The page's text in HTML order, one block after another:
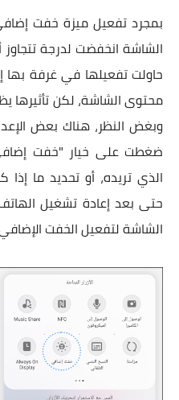
بمجرد تفعيل ميزة خفت
الشاشة انخفضت لدرجة
حاولت تفعيلها في غرفة بها
محتوى الشاشة، لكن تأثيرها
وبغض النظر، هناك بعض
ضغطت على خيار "خفت
الذي تريده، أو تحديد ما إذا
حتى بعد إعادة تشغيل
الشاشة لتفعيل الخفت